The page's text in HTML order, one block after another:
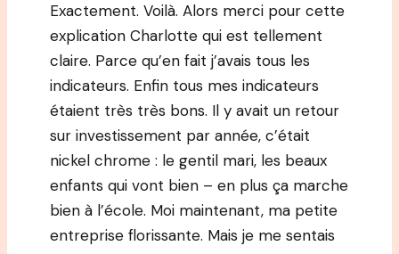
Exactement. Voilà. Alors merci pour cette
explication Charlotte qui est tellement
claire. Parce qu’en fait j’avais tous les
indicateurs. Enfin tous mes indicateurs
étaient très très bons. Il y avait un retour
sur investissement par année, c’était
nickel chrome : le gentil mari, les beaux
enfants qui vont bien – en plus ça marche
bien à l’école. Moi maintenant, ma petite
entreprise florissante. Mais je me sentais